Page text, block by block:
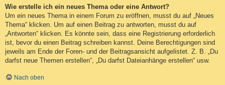
Wie erstelle ich ein neues Thema oder eine Antwort?
Um ein neues Thema in einem Forum zu eröffnen, musst du auf „Neues
Thema“ klicken. Um auf einen Beitrag zu antworten, musst du auf
„Antworten“ klicken. Es könnte sein, dass eine Registrierung erforderlich
ist, bevor du einen Beitrag schreiben kannst. Deine Berechtigungen sind
jeweils am Ende der Foren- und der Beitragsansicht aufgelistet. Z. B. „Du
darfst neue Themen erstellen“, „Du darfst Dateianhänge erstellen“ usw.
Nach oben